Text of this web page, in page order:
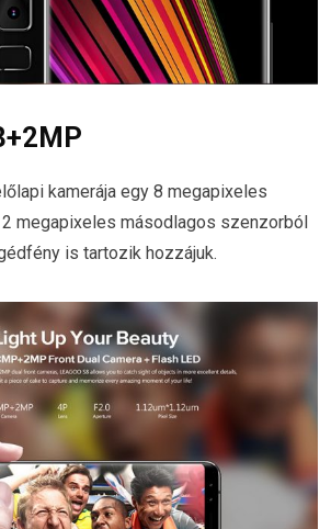
kamerája egy 8 megapixeles
megapixeles másodlagos szenzorból
is tartozik hozzájuk.